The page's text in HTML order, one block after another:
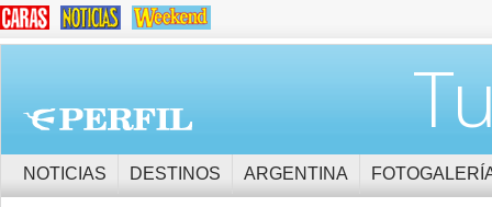
NOTICIAS DESTINOS ARGENTINA